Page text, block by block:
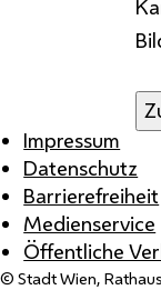
Impressum
Datenschutz
Barrierefreiheit
Medienservice
Öffentliche
© Stadt Wien,